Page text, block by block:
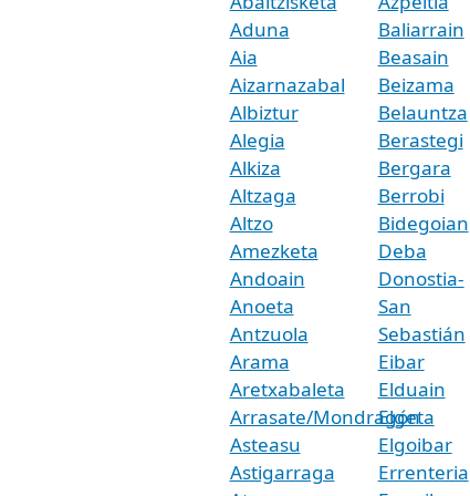
Aduna
Aia
Aizarnazabal
Albiztur
Alegia
Alkiza
Altzaga
Altzo
Amezketa
Andoain
Anoeta
Antzuola
Arama
Aretxabaleta
Arrasate/Mondragón
Asteasu
Astigarraga
Baliarrain
Beasain
Beizama
Belauntza
Berastegi
Bergara
Berrobi
Bidegoian
Deba
Donostia-
San
Sebastián
Eibar
Elduain
Elgeta
Elgoibar
Errenteria